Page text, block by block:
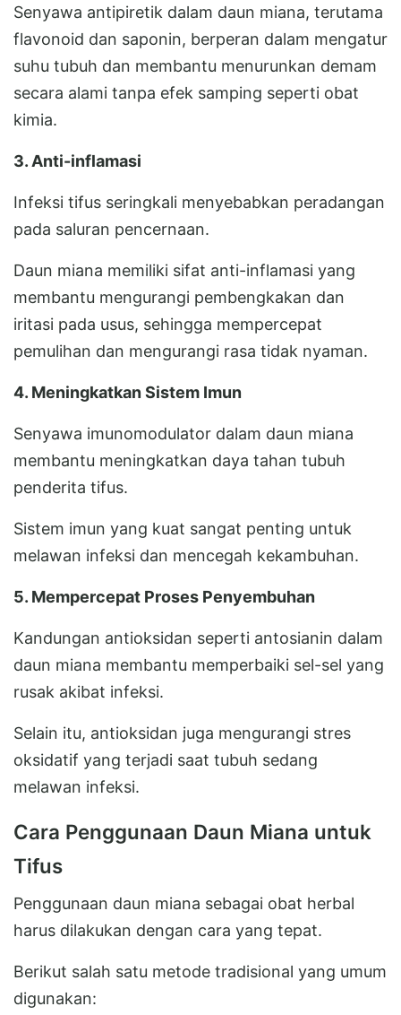
Senyawa antipiretik dalam daun miana, terutama
flavonoid dan saponin, berperan dalam mengatur
suhu tubuh dan membantu menurunkan demam
secara alami tanpa efek samping seperti obat
kimia.
3. Anti-inflamasi
Infeksi tifus seringkali menyebabkan peradangan
pada saluran pencernaan.
Daun miana memiliki sifat anti-inflamasi yang
membantu mengurangi pembengkakan dan
iritasi pada usus, sehingga mempercepat
pemulihan dan mengurangi rasa tidak nyaman.
4. Meningkatkan Sistem Imun
Senyawa imunomodulator dalam daun miana
membantu meningkatkan daya tahan tubuh
penderita tifus.
Sistem imun yang kuat sangat penting untuk
melawan infeksi dan mencegah kekambuhan.
5. Mempercepat Proses Penyembuhan
Kandungan antioksidan seperti antosianin dalam
daun miana membantu memperbaiki sel-sel yang
rusak akibat infeksi.
Selain itu, antioksidan juga mengurangi stres
oksidatif yang terjadi saat tubuh sedang
melawan infeksi.
Cara Penggunaan Daun Miana untuk
Tifus
Penggunaan daun miana sebagai obat herbal
harus dilakukan dengan cara yang tepat.
Berikut salah satu metode tradisional yang umum
digunakan: